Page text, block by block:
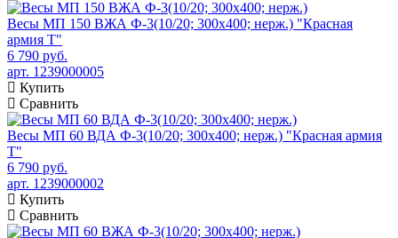
Весы МП 150 ВЖА Ф-3(10/20; 300х400; нерж.) "Красная
армия Т"
6 790 руб.
арт. 1239000005
Купить
Сравнить
Весы МП 60 ВДА Ф-3(10/20; 300х400; нерж.) "Красная армия
Т"
6 790 руб.
арт. 1239000002
Купить
Сравнить